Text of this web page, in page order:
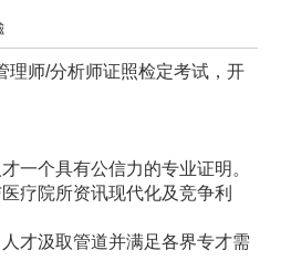
理师/分析师证照检定考试，开
一个具有公信力的专业证明。
疗院所资讯现代化及竞争利
才汲取管道并满足各界专才需